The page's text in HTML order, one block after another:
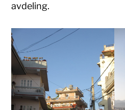
avdeling.